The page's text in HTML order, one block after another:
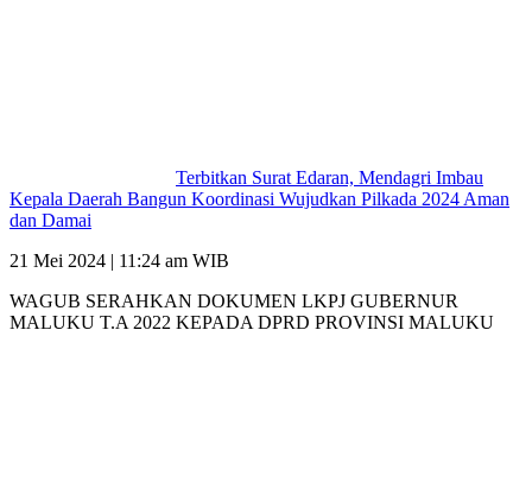
Terbitkan Surat Edaran, Mendagri Imbau
Kepala Daerah Bangun Koordinasi Wujudkan Pilkada 2024 Aman
dan Damai
21 Mei 2024 | 11:24 am WIB
WAGUB SERAHKAN DOKUMEN LKPJ GUBERNUR
MALUKU T.A 2022 KEPADA DPRD PROVINSI MALUKU